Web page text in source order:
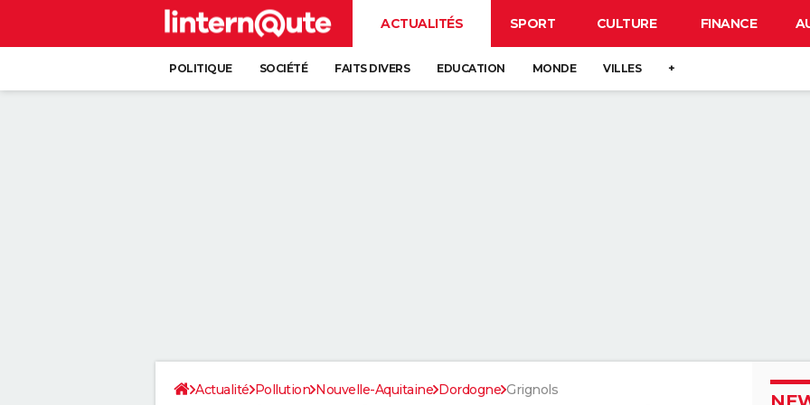
ACTUALITÉS SPORT CULTURE FINANCE
POLITIQUE SOCIÉTÉ FAITS DIVERS EDUCATION MONDE VILLES +
Actualité Pollution Nouvelle-Aquitaine Dordogne Grignols